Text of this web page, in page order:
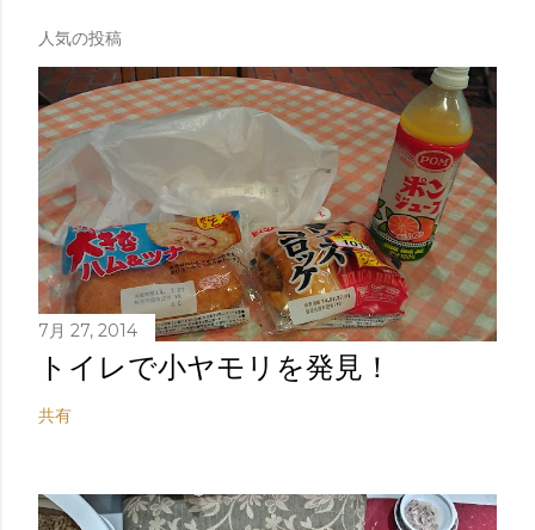
人気の投稿
7月 27, 2014
トイレで小ヤモリを発見！
共有